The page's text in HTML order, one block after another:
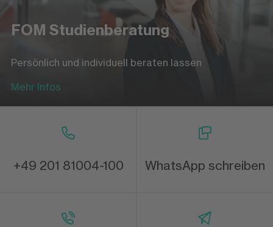
FOM Studienberatung
Persönlich und individuell beraten lassen
Mehr Infos
+49 201 81004-100 WhatsApp schreiben